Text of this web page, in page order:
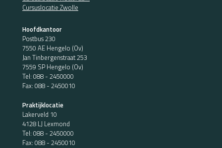
Cursuslocatie Zwolle
Hoofdkantoor
Postbus 230
7550 AE Hengelo (Ov)
Jan Tinbergenstraat 253
7559 SP Hengelo (Ov)
Tel: 088 - 2450000
Fax: 088 - 2450010
Praktijklocatie
Lakerveld 10
4128 LJ Lexmond
Tel: 088 - 2450000
Fax: 088 - 2450010